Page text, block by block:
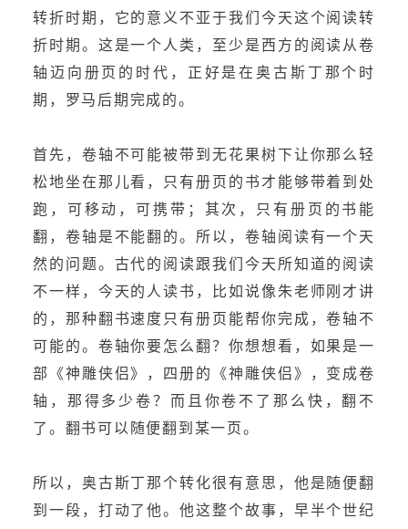
转折时期，它的意义不亚于我们今天这个阅读转
折时期。这是一个人类，至少是西方的阅读从卷
轴迈向册页的时代，正好是在奥古斯丁那个时
期，罗马后期完成的。
首先，卷轴不可能被带到无花果树下让你那么轻
松地坐在那儿看，只有册页的书才能够带着到处
跑，可移动，可携带；其次，只有册页的书能
翻，卷轴是不能翻的。所以，卷轴阅读有一个天
然的问题。古代的阅读跟我们今天所知道的阅读
不一样，今天的人读书，比如说像朱老师刚才讲
的，那种翻书速度只有册页能帮你完成，卷轴不
可能的。卷轴你要怎么翻？你想想看，如果是一
部《神雕侠侣》，四册的《神雕侠侣》，变成卷
轴，那得多少卷？而且你卷不了那么快，翻不
了。翻书可以随便翻到某一页。
所以，奥古斯丁那个转化很有意思，他是随便翻
到一段，打动了他。他这整个故事，早半个世纪